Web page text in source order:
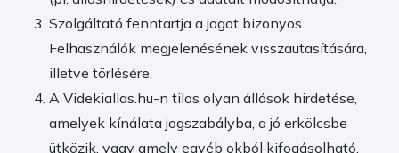
Szolgáltató fenntartja a jogot bizonyos
Felhasználók megjelenésének visszautasítására,
illetve törlésére.
A Videkiallas.hu-n tilos olyan állások hirdetése,
amelyek kínálata jogszabályba, a jó erkölcsbe
ütközik, vagy amely egyéb okból kifogásolható.